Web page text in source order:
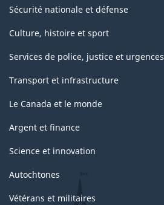
Sécurité nationale et défense
Culture, histoire et sport
Services de police, justice et urgences
Transport et infrastructure
Le Canada et le monde
Argent et finance
Science et innovation
Autochtones
Vétérans et militaires